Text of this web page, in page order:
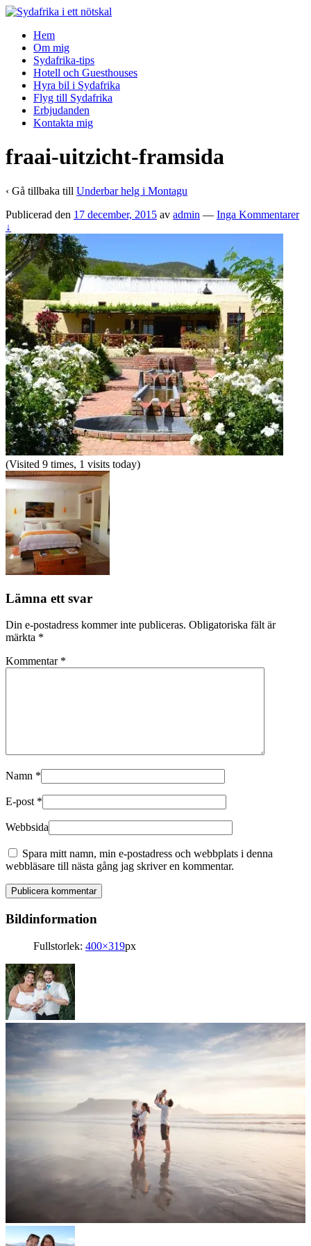
↓
Main
Content
Hem
Om mig
Sydafrika-tips
Hotell och Guesthouses
Hyra bil i Sydafrika
Flyg till Sydafrika
Erbjudanden
Kontakta mig
fraai-uitzicht-framsida
‹ Gå tillbaka till Underbar helg i Montagu
Publicerad den 17 december, 2015 av admin — Inga Kommentarer
↓
(Visited 9 times, 1 visits today)
Lämna ett svar
Din e-postadress kommer inte publiceras. Obligatoriska fält är
märkta *
Kommentar *
Namn *
E-post *
Webbsida
Spara mitt namn, min e-postadress och webbplats i denna
webbläsare till nästa gång jag skriver en kommentar.
Bildinformation
Fullstorlek: 400×319px